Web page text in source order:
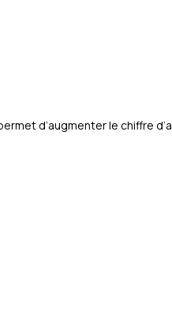
d’augmenter le chiffre